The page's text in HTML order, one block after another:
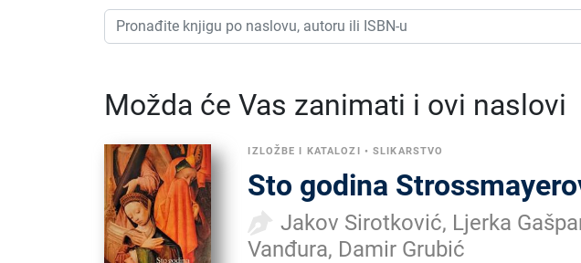
Možda će Vas zanimati i ovi naslovi
IZLOŽBE I KATALOZI •SLIKARSTVO
Sto godina
Jakov Sirotković, Ljerka
Vanđura, Damir Grubić